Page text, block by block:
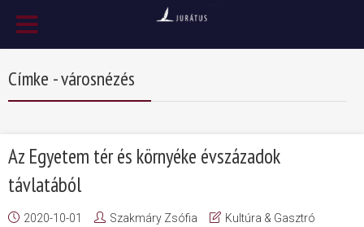
Címke - városnézés
Az Egyetem tér és környéke évszázadok
távlatából
2020-10-01 Szakmáry Zsófia
Kultúra & Gasztró